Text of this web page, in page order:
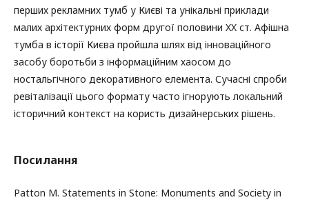
перших рекламних тумб у Києві та унікальні приклади
малих архітектурних форм другої половини XX ст. Афішна
тумба в історії Києва пройшла шлях від інноваційного
засобу боротьби з інформаційним хаосом до
ностальгічного декоративного елемента. Сучасні спроби
ревіталізації цього формату часто ігнорують локальний
історичний контекст на користь дизайнерських рішень.
Посилання
Patton M. Statements in Stone: Monuments and Society in